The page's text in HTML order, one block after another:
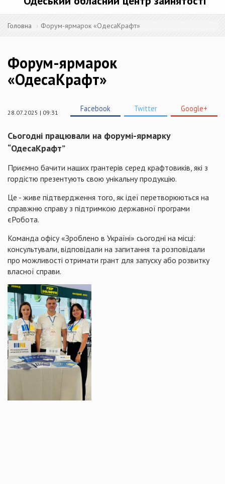
Головна Форум-ярмарок «ОдесаКрафт»
Форум-ярмарок
«ОдесаКрафт»
28.07.2025 | 09:31 Facebook Twitter Google+
Сьогодні працювали на форумі-ярмарку
“ОдесаКрафт”
Приємно бачити наших грантерів серед крафтовиків, які з
гордістю презентують свою унікальну продукцію.
Це - живе підтвердження того, як ідеї перетворюються на
справжню справу з підтримкою державної програми
єРобота.
Команда офісу «Зроблено в Україні» сьогодні на місці:
консультували, відповідали на запитання та розповідали
про можливості отримати грант для запуску або розвитку
власної справи.